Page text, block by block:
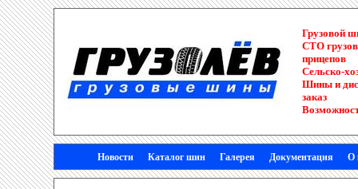
Грузовой
СТО
прицепов
Сельско-
Шины и
заказ
Новости Каталог шин Галерея Документация О